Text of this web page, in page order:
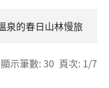
的春日山林慢旅
示筆數: 30 頁次: 1/7